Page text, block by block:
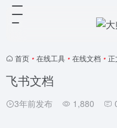
首页 • 在线工具 • 在线文档 • 正
飞书文档
3年前发布 1,880